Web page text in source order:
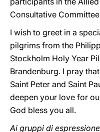
Consultative
I wish to greet in a
pilgrims from the
Stockholm Holy Year
Brandenburg. I pray
Saint Peter and Saint
deepen your love for
God bless you all.
Ai gruppi di